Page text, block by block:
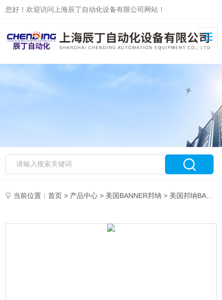
您好！欢迎访问上海辰丁自动化设备有限公司网站！
当前位置：首页 > 产品中心 > 美国BANNER邦纳 > 美国邦纳BANNER传感器现货